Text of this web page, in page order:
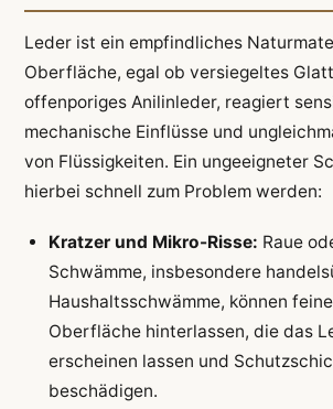
Leder ist ein empfindliches
Oberfläche, egal ob versiegeltes
offenporiges Anilinleder, reagiert
mechanische Einflüsse und
von Flüssigkeiten. Ein ungeeigneter
hierbei schnell zum Problem werden:
Kratzer und Mikro-Risse: Raue
Schwämme, insbesondere
Haushaltsschwämme, können
Oberfläche hinterlassen, die das
erscheinen lassen und
beschädigen.